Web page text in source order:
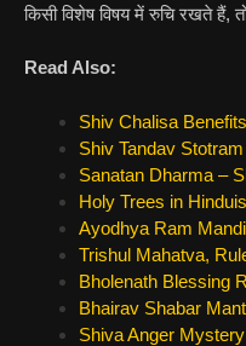
किसी विशेष विषय में रुचि रखते हैं,
Read Also:
Shiv Chalisa Benefits
Shiv Tandav Stotram
Sanatan Dharma –
Holy Trees in
Ayodhya Ram
Trishul Mahatva,
Bholenath Blessing
Bhairav Shabar
Shiva Anger Mystery